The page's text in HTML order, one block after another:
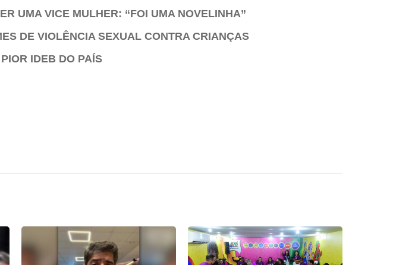
UMA VICE MULHER: “FOI UMA NOVELINHA”
DE VIOLÊNCIA SEXUAL CONTRA CRIANÇAS
IDEB DO PAÍS